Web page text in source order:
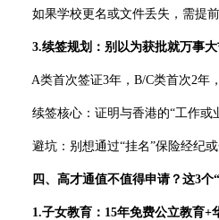
如果学校更名或文件丢失，需提前
3.续签规划：别以为获批就万事大
A类首次签证3年，B/C类首次2年，
续签核心：证明与香港的“工作或业
避坑：别想通过“挂名”保险经纪或
四、高才通值不值得申请？这3个“
1.子女教育：15年免费公立教育+